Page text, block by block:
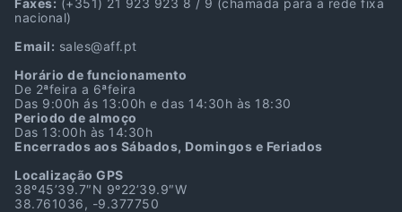
Faxes: (+351) 21 923 923 8 / 9 (chamada para a rede fixa
nacional)
Email: sales@aff.pt
Horário de funcionamento
De 2ªfeira a 6ªfeira
Das 9:00h ás 13:00h e das 14:30h às 18:30
Periodo de almoço
Das 13:00h às 14:30h
Encerrados aos Sábados, Domingos e Feriados
Localização GPS
38º45’39.7″N 9º22’39.9″W
38.761036, -9.377750